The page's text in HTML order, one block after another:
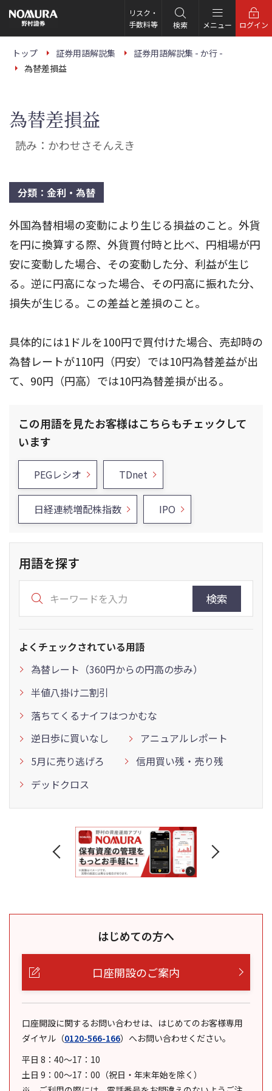
の
ー
リスク・
手数料等
検索 メニュー ログイン
トップ 証券用語解説集
証券用語解説集 - か行 -
為替差損益
為替差損益
読み：かわせさそんえき
分類：金利・為替
外国為替相場の変動により生じる損益のこと。外貨
を円に換算する際、外貨買付時と比べ、円相場が円
安に変動した場合、その変動した分、利益が生じ
る。逆に円高になった場合、その円高に振れた分、
損失が生じる。この差益と差損のこと。
具体的には1ドルを100円で買付けた場合、売却時の
為替レートが110円（円安）では10円為替差益が出
て、90円（円高）では10円為替差損が出る。
この用語を見たお客様はこちらもチェックして
います
PEGレシオ TDnet
日経連続増配株指数 IPO
用語を探す
検索
よくチェックされている用語
為替レート（360円からの円高の歩み）
半値八掛け二割引
落ちてくるナイフはつかむな
逆日歩に買いなし
アニュアルレポート
5月に売り逃げろ
信用買い残・売り残
デッドクロス
はじめての方へ
口座開設のご案内
口座開設に関するお問い合わせは、はじめてのお客様専用
ダイヤル （0120-566-166） へお問い合わせください。
平日 8：40～17：10
土日 9：00～17：00（祝日・年末年始を除く）